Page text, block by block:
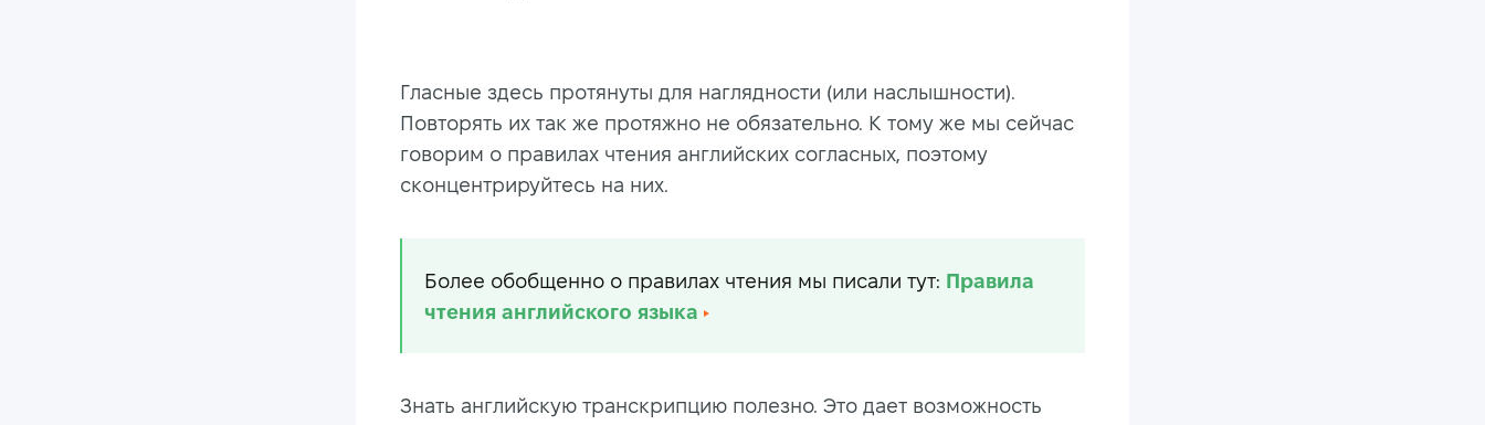
Гласные здесь протянуты для наглядности (или наслышности).
Повторять их так же протяжно не обязательно. К тому же мы сейчас
говорим о правилах чтения английских согласных, поэтому
сконцентрируйтесь на них.
Более обобщенно о правилах чтения мы писали тут: Правила
чтения английского языка
Знать английскую транскрипцию полезно. Это дает возможность